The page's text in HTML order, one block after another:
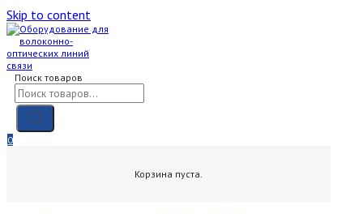
Skip to content
Поиск товаров
0
Корзина пуста.